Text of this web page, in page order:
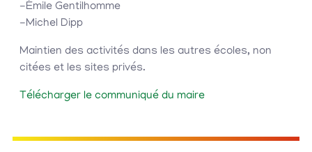
-Émile Gentilhomme
-Michel Dipp
Maintien des activités dans les autres écoles, non
citées et les sites privés.
Télécharger le communiqué du maire